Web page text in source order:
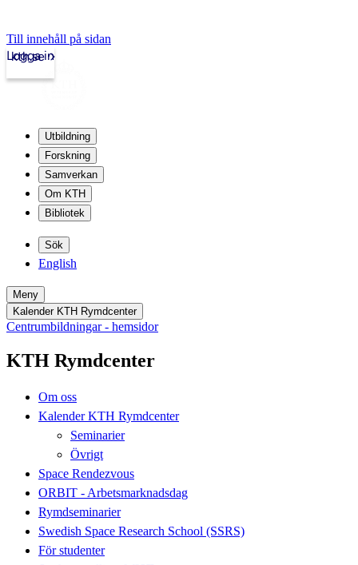
Till innehåll på sidan
kth.se
Logga in
Utbildning
Forskning
Samverkan
Om KTH
Bibliotek
Sök
English
Meny
Kalender KTH Rymdcenter
Centrumbildningar - hemsidor
KTH Rymdcenter
Om oss
Kalender KTH Rymdcenter
Seminarier
Övrigt
Space Rendezvous
ORBIT - Arbetsmarknadsdag
Rymdseminarier
Swedish Space Research School (SSRS)
För studenter